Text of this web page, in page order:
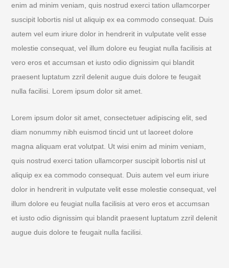
enim ad minim veniam, quis nostrud exerci tation ullamcorper
suscipit lobortis nisl ut aliquip ex ea commodo consequat. Duis
autem vel eum iriure dolor in hendrerit in vulputate velit esse
molestie consequat, vel illum dolore eu feugiat nulla facilisis at
vero eros et accumsan et iusto odio dignissim qui blandit
praesent luptatum zzril delenit augue duis dolore te feugait
nulla facilisi. Lorem ipsum dolor sit amet.
Lorem ipsum dolor sit amet, consectetuer adipiscing elit, sed
diam nonummy nibh euismod tincid unt ut laoreet dolore
magna aliquam erat volutpat. Ut wisi enim ad minim veniam,
quis nostrud exerci tation ullamcorper suscipit lobortis nisl ut
aliquip ex ea commodo consequat. Duis autem vel eum iriure
dolor in hendrerit in vulputate velit esse molestie consequat, vel
illum dolore eu feugiat nulla facilisis at vero eros et accumsan
et iusto odio dignissim qui blandit praesent luptatum zzril delenit
augue duis dolore te feugait nulla facilisi.